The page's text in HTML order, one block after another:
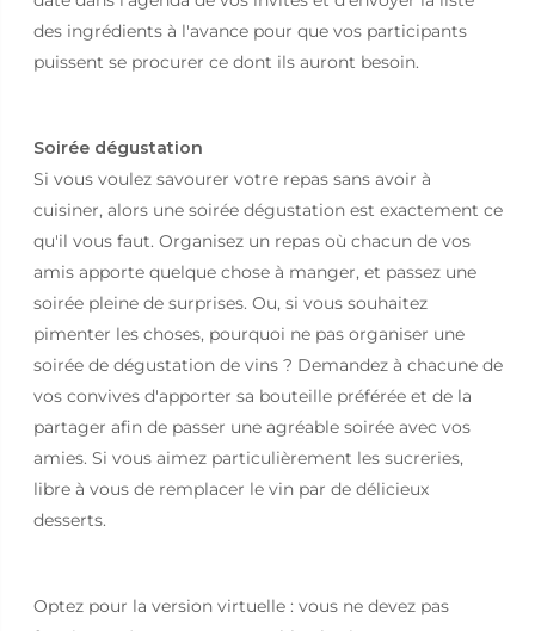
des ingrédients à l'avance pour que vos participants
puissent se procurer ce dont ils auront besoin.
Soirée dégustation
Si vous voulez savourer votre repas sans avoir à
cuisiner, alors une soirée dégustation est exactement ce
qu'il vous faut. Organisez un repas où chacun de vos
amis apporte quelque chose à manger, et passez une
soirée pleine de surprises. Ou, si vous souhaitez
pimenter les choses, pourquoi ne pas organiser une
soirée de dégustation de vins ? Demandez à chacune de
vos convives d'apporter sa bouteille préférée et de la
partager afin de passer une agréable soirée avec vos
amies. Si vous aimez particulièrement les sucreries,
libre à vous de remplacer le vin par de délicieux
desserts.
Optez pour la version virtuelle : vous ne devez pas